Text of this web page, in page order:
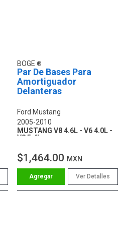
BOGE
Par De Bases Para
Amortiguador
Delanteras
Ford Mustang
2005-2010
MUSTANG V8 4.6L - V6 4.0L -
V8 5.4L
$1,464.00 MXN
Ver Detalles